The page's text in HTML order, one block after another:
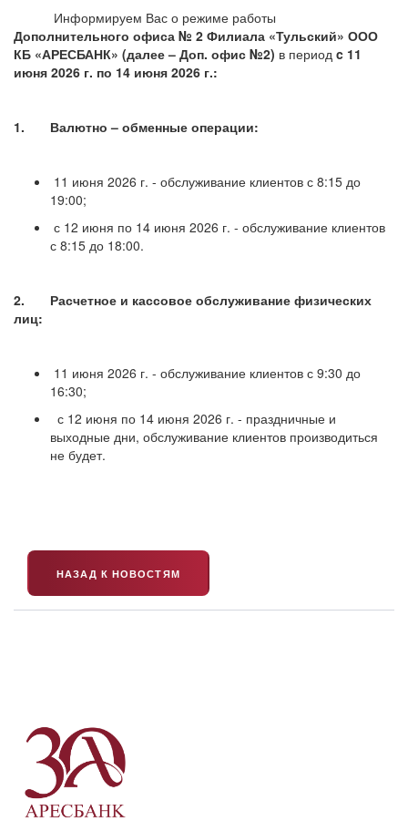
Информируем Вас о режиме работы
Дополнительного офиса № 2 Филиала «Тульский» ООО
КБ «АРЕСБАНК» (далее – Доп. офис №2) в период c 11
июня 2026 г. по 14 июня 2026 г.:
1. Валютно – обменные операции:
11 июня 2026 г. - обслуживание клиентов с 8:15 до
19:00;
с 12 июня по 14 июня 2026 г. - обслуживание клиентов
с 8:15 до 18:00.
2. Расчетное и кассовое обслуживание физических
лиц:
11 июня 2026 г. - обслуживание клиентов с 9:30 до
16:30;
с 12 июня по 14 июня 2026 г. - праздничные и
выходные дни, обслуживание клиентов производиться
не будет.
НАЗАД К НОВОСТЯМ